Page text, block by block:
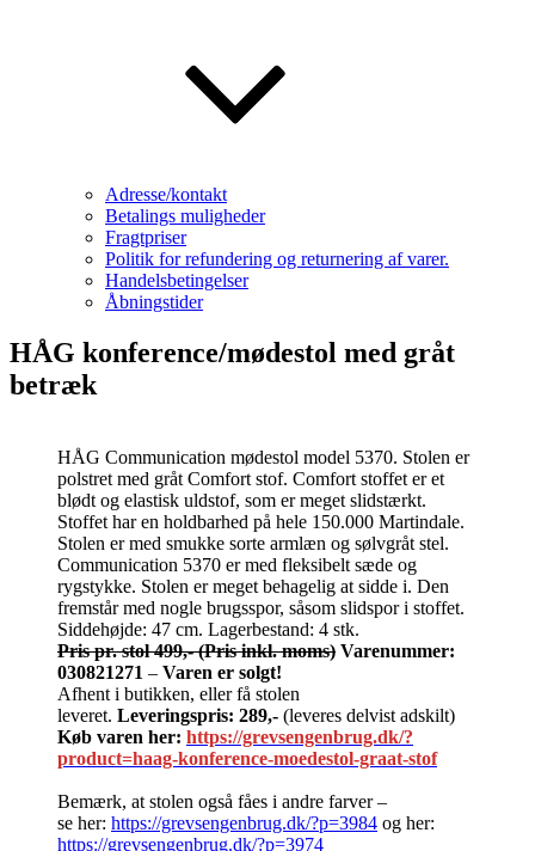
Adresse/kontakt
Betalings muligheder
Fragtpriser
Politik for refundering og returnering af varer.
Handelsbetingelser
Åbningstider
HÅG konference/mødestol med gråt
betræk
HÅG Communication mødestol model 5370. Stolen er
polstret med gråt Comfort stof. Comfort stoffet er et
blødt og elastisk uldstof, som er meget slidstærkt.
Stoffet har en holdbarhed på hele 150.000 Martindale.
Stolen er med smukke sorte armlæn og sølvgråt stel.
Communication 5370 er med fleksibelt sæde og
rygstykke. Stolen er meget behagelig at sidde i. Den
fremstår med nogle brugsspor, såsom slidspor i stoffet.
Siddehøjde: 47 cm. Lagerbestand: 4 stk.
Pris pr. stol 499,- (Pris inkl. moms) Varenummer:
030821271 – Varen er solgt!
Afhent i butikken, eller få stolen
leveret. Leveringspris: 289,- (leveres delvist adskilt)
Køb varen her: https://grevsengenbrug.dk/?
product=haag-konference-moedestol-graat-stof
Bemærk, at stolen også fåes i andre farver –
se her: https://grevsengenbrug.dk/?p=3984 og her:
https://grevsengenbrug.dk/?p=3974